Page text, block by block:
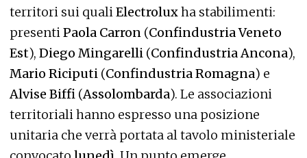
territori sui qualiElectroluxha stabilimenti:
presentiPaola Carron (Confindustria Veneto
Est), Diego Mingarelli (Confindustria Ancona),
Mario Riciputi (Confindustria Romagna) e
Alvise Biffi (Assolombarda). Le associazioni
territoriali hanno espresso una posizione
unitaria che verrà portata al tavolo ministeriale